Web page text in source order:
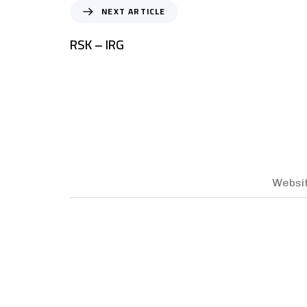
NEXT ARTICLE
RSK – IRG